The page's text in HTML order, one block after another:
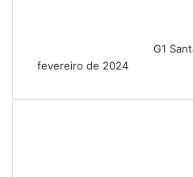
G1
fevereiro de 2024